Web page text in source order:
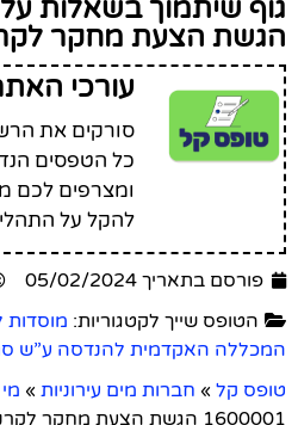
הגשת הצעת מחקר
עורכי
סורקים את
כל הטפסים
ומצרפים לכם
להקל על
פורסם בתאריך 05/02/2024
הטופס שייך לקטגוריות: מוסדות
המכללה האקדמית להנדסה ע”ש
טופס קל » חברות מים עירוניות »
1600001 הגשת הצעת מחקר לקרנות חיצוניות